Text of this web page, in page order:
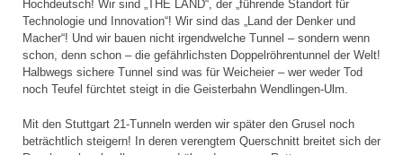
Hochdeutsch! Wir sind „THE LÄND“, der „führende Standort für
Technologie und Innovation“! Wir sind das „Land der Denker und
Macher“! Und wir bauen nicht irgendwelche Tunnel – sondern wenn
schon, denn schon – die gefährlichsten Doppelröhrentunnel der Welt!
Halbwegs sichere Tunnel sind was für Weicheier – wer weder Tod
noch Teufel fürchtet steigt in die Geisterbahn Wendlingen-Ulm.
Mit den Stuttgart 21-Tunneln werden wir später den Grusel noch
beträchtlich steigern! In deren verengtem Querschnitt breitet sich der